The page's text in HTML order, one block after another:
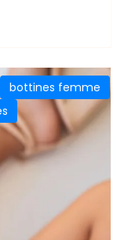
bottines femme